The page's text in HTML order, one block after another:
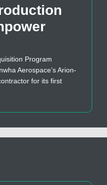
Program
Aerospace’s Arion-
for its first